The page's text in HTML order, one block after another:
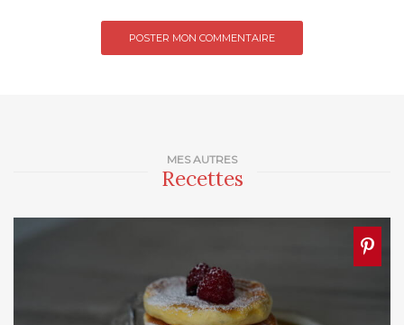
MES AUTRES
Recettes